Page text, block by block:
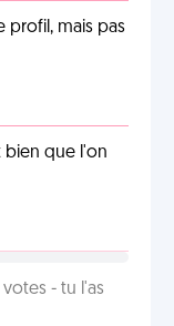
profil, mais pas
bien que l'on
- tu l'as